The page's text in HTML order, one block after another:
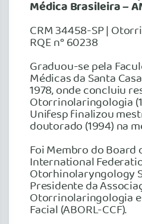
Médica Brasileira –
CRM 34458-SP |
RQE n° 60238
Graduou-se pela
Médicas da Santa
1978, onde concluiu
Otorrinolaringologia
Unifesp finalizou
doutorado (1994) na
Foi Membro do
International
Otorhinolaryngology
Presidente da
Otorrinolaringologia
Facial (ABORL-CCF).